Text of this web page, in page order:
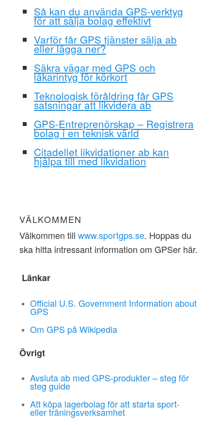
Så kan du använda GPS-verktyg
för att sälja bolag effektivt
Varför får GPS tjänster sälja ab
eller lägga ner?
Säkra vägar med GPS och
läkarintyg för körkort
Teknologisk föråldring får GPS
satsningar att likvidera ab
GPS-Entreprenörskap – Registrera
bolag i en teknisk värld
Citadellet likvidationer ab kan
hjälpa till med likvidation
VÄLKOMMEN
Välkommen till www.sportgps.se. Hoppas du
ska hitta intressant information om GPSer här.
Länkar
Official U.S. Government Information about
GPS
Om GPS på Wikipedia
Övrigt
Avsluta ab med GPS-produkter – steg för
steg guide
Att köpa lagerbolag för att starta sport-
eller träningsverksamhet